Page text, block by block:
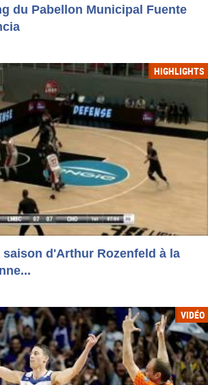
du Pabellon Municipal Fuente
HIGHLIGHTS
d'Arthur Rozenfeld à la
VIDÉO